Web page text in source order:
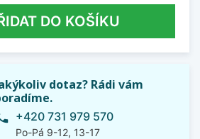
DO KOŠÍKU
dotaz? Rádi vám
+420 731 979 570
Po-Pá 9-12, 13-17